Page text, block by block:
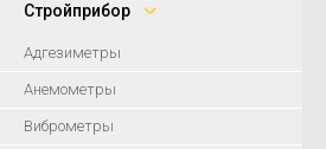
Стройприбор
Адгезиметры
Анемометры
Виброметры